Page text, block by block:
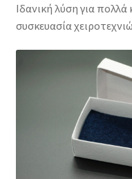
Ιδανική λύση για
συσκευασία